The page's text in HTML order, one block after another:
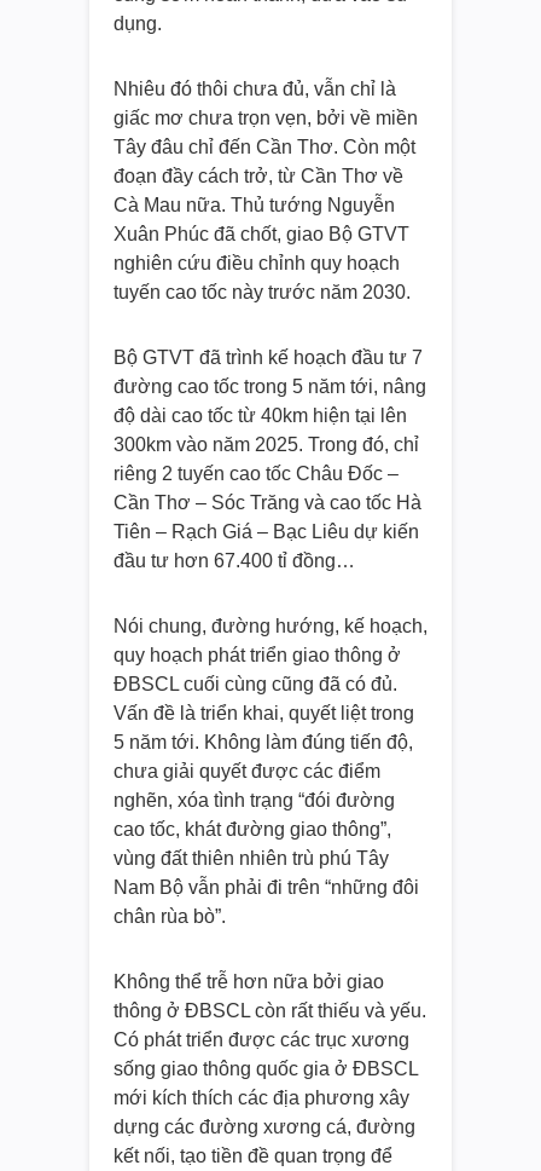
dụng.
Nhiêu đó thôi chưa đủ, vẫn chỉ là
giấc mơ chưa trọn vẹn, bởi về miền
Tây đâu chỉ đến Cần Thơ. Còn một
đoạn đầy cách trở, từ Cần Thơ về
Cà Mau nữa. Thủ tướng Nguyễn
Xuân Phúc đã chốt, giao Bộ GTVT
nghiên cứu điều chỉnh quy hoạch
tuyến cao tốc này trước năm 2030.
Bộ GTVT đã trình kế hoạch đầu tư 7
đường cao tốc trong 5 năm tới, nâng
độ dài cao tốc từ 40km hiện tại lên
300km vào năm 2025. Trong đó, chỉ
riêng 2 tuyến cao tốc Châu Đốc –
Cần Thơ – Sóc Trăng và cao tốc Hà
Tiên – Rạch Giá – Bạc Liêu dự kiến
đầu tư hơn 67.400 tỉ đồng…
Nói chung, đường hướng, kế hoạch,
quy hoạch phát triển giao thông ở
ĐBSCL cuối cùng cũng đã có đủ.
Vấn đề là triển khai, quyết liệt trong
5 năm tới. Không làm đúng tiến độ,
chưa giải quyết được các điểm
nghẽn, xóa tình trạng “đói đường
cao tốc, khát đường giao thông”,
vùng đất thiên nhiên trù phú Tây
Nam Bộ vẫn phải đi trên “những đôi
chân rùa bò”.
Không thể trễ hơn nữa bởi giao
thông ở ĐBSCL còn rất thiếu và yếu.
Có phát triển được các trục xương
sống giao thông quốc gia ở ĐBSCL
mới kích thích các địa phương xây
dựng các đường xương cá, đường
kết nối, tạo tiền đề quan trọng để